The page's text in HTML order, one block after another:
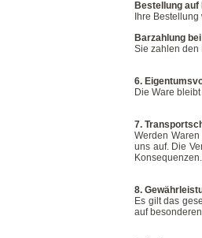
Bestellung auf
Ihre
Barzahlung
Sie zahlen den
6.
Die Ware
7.
Werden
uns auf. Die
8.
Es gilt das
auf